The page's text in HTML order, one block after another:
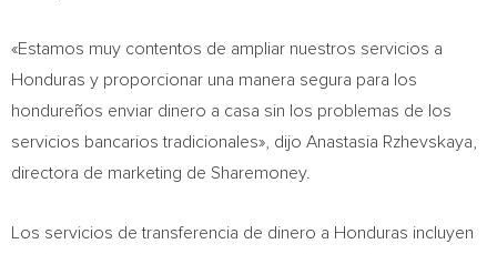
«Estamos muy contentos de ampliar nuestros servicios a
Honduras y proporcionar una manera segura para los
hondureños enviar dinero a casa sin los problemas de los
servicios bancarios tradicionales», dijo Anastasia Rzhevskaya,
directora de marketing de Sharemoney.
Los servicios de transferencia de dinero a Honduras incluyen